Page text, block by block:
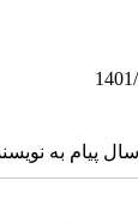
پیام به